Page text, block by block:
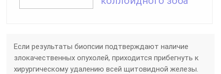
Если результаты биопсии подтверждают наличие
злокачественных опухолей, приходится прибегнуть к
хирургическому удалению всей щитовидной железы.